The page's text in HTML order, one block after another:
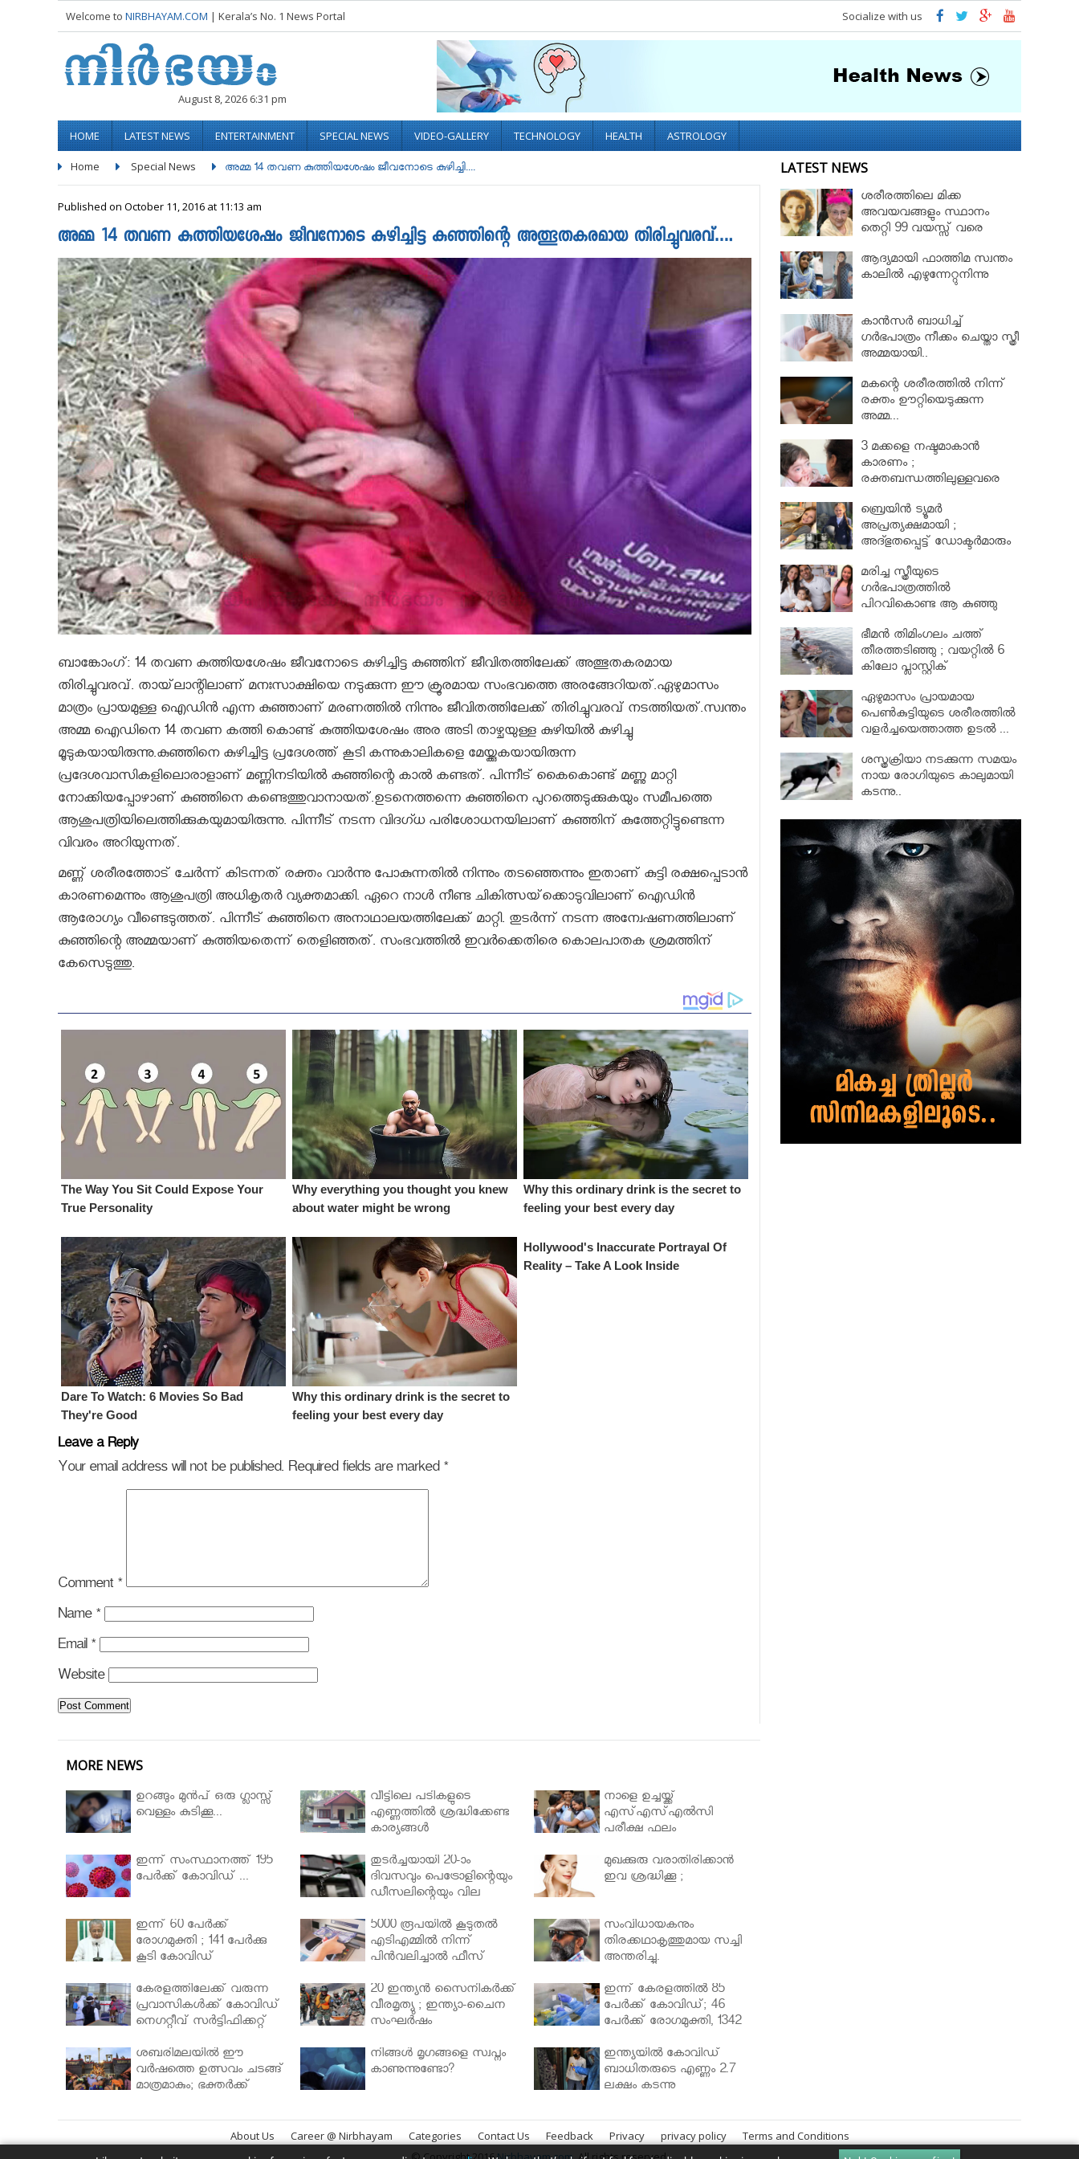
Welcome to NIRBHAYAM.COM | Kerala’s No. 1 News Portal Socialize with us
August 8, 2026 6:31 pm
HOME LATEST NEWS ENTERTAINMENT SPECIAL NEWS VIDEO-GALLERY TECHNOLOGY HEALTH ASTROLOGY
Home Special News അമ്മ 14 തവണ കുത്തിയശേഷം ജീവനോടെ കുഴിച്ചി....
Published on October 11, 2016 at 11:13 am
അമ്മ 14 തവണ കുത്തിയശേഷം ജീവനോടെ കുഴിച്ചിട്ട കുഞ്ഞിന്റെ അത്ഭുതകരമായ തിരിച്ചുവരവ്….
ബാങ്കോംഗ്: 14 തവണ കുത്തിയശേഷം ജീവനോടെ കുഴിച്ചിട്ട കുഞ്ഞിന് ജീവിതത്തിലേക്ക് അത്ഭുതകരമായ
തിരിച്ചുവരവ്. തായ്‌ലാന്റിലാണ് മനഃസാക്ഷിയെ നടുക്കുന്ന ഈ ക്രൂരമായ സംഭവത്തെ അരങ്ങേറിയത്.ഏഴുമാസം
മാത്രം പ്രായമുള്ള ഐഡിന്‍ എന്ന കുഞ്ഞാണ് മരണത്തില്‍ നിന്നും ജീവിതത്തിലേക്ക് തിരിച്ചുവരവ് നടത്തിയത്.സ്വന്തം
അമ്മ ഐഡിനെ 14 തവണ കത്തി കൊണ്ട് കുത്തിയശേഷം അര അടി താഴ്ചയുള്ള കുഴിയില്‍ കുഴിച്ചു
മൂടുകയായിരുന്നു.കുഞ്ഞിനെ കുഴിച്ചിട്ട പ്രദേശത്ത് കൂടി കന്നുകാലികളെ മേയ്ക്കുകയായിരുന്ന
പ്രദേശവാസികളിലൊരാളാണ് മണ്ണിനടിയില്‍ കുഞ്ഞിന്റെ കാല്‍ കണ്ടത്. പിന്നീട് കൈകൊണ്ട് മണ്ണു മാറ്റി
നോക്കിയപ്പോഴാണ് കുഞ്ഞിനെ കണ്ടെത്തുവാനായത്.ഉടനെത്തന്നെ കുഞ്ഞിനെ പുറത്തെടുക്കുകയും സമീപത്തെ
ആശുപത്രിയിലെത്തിക്കുകയുമായിരുന്നു. പിന്നീട് നടന്ന വിദഗ്ധ പരിശോധനയിലാണ് കുഞ്ഞിന് കുത്തേറ്റിട്ടുണ്ടെന്ന
വിവരം അറിയുന്നത്.
മണ്ണ് ശരീരത്തോട് ചേര്‍ന്ന് കിടന്നത് രക്തം വാര്‍ന്നു പോകുന്നതില്‍ നിന്നും തടഞ്ഞെന്നും ഇതാണ് കുട്ടി രക്ഷപ്പെടാന്‍
കാരണമെന്നും ആശുപത്രി അധികൃതര്‍ വ്യക്തമാക്കി. ഏറെ നാള്‍ നീണ്ട ചികിത്സയ്‌ക്കൊടുവിലാണ് ഐഡിന്‍
ആരോഗ്യം വീണ്ടെടുത്തത്. പിന്നീട് കുഞ്ഞിനെ അനാഥാലയത്തിലേക്ക് മാറ്റി. തുടര്‍ന്ന് നടന്ന അന്വേഷണത്തിലാണ്
കുഞ്ഞിന്റെ അമ്മയാണ് കുത്തിയതെന്ന് തെളിഞ്ഞത്. സംഭവത്തില്‍ ഇവര്‍ക്കെതിരെ കൊലപാതക ശ്രമത്തിന്
കേസെടുത്തു.
Leave a Reply
Your email address will not be published. Required fields are marked *
Comment *
Name *
Email *
Website
MORE NEWS
ഉറങ്ങും മുന്‍പ് ഒരു ഗ്ലാസ്സ്
വെള്ളം കുടിക്കൂ...
വീട്ടിലെ പടികളുടെ
എണ്ണത്തിൽ ശ്രദ്ധിക്കേണ്ട
കാര്യങ്ങൾ
നാളെ ഉച്ചയ്ക്ക്
എസ്എസ്എല്‍സി
പരീക്ഷ ഫലം
ഇന്ന് സംസ്ഥാനത്ത് 195
പേര്‍ക്ക് കോവിഡ് ...
തുടർച്ചയായി 20-ാം
ദിവസവും പെട്രോളിന്റെയും
ഡീസലിന്റെയും വില
മുഖക്കുരു വരാതിരിക്കാന്‍
ഇവ ശ്രദ്ധിക്കൂ ;
ഇന്ന് 60 പേർക്ക്
രോഗമുക്തി ; 141 പേര്‍ക്കു
കൂടി കോവിഡ്
5000 രൂപയിൽ കൂടുതൽ
എടിഎമ്മിൽ നിന്ന്
പിൻവലിച്ചാൽ ഫീസ്
സംവിധായകനും
തിരക്കഥാകൃത്തുമായ സച്ചി
അന്തരിച്ചു.
കേരളത്തിലേക്ക് വരുന്ന
പ്രവാസികള്‍ക്ക് കോവിഡ്
നെഗറ്റീവ് സര്‍ട്ടിഫിക്കറ്റ്
മന്ത്രിസഭ
20 ഇന്ത്യൻ സൈനികർക്ക്
വീരമൃത്യു ; ഇന്ത്യാ-ചൈന
സംഘർഷം
ഇന്ന് കേരളത്തിൽ 85
പേർക്ക് കോവിഡ്; 46
പേർക്ക് രോഗമുക്തി, 1342
ശബരിമലയില്‍ ഈ
വർഷത്തെ ഉത്സവം ചടങ്ങ്
മാത്രമാകും; ഭക്തർക്ക്
നിങ്ങള്‍ മൃഗങ്ങളെ സ്വപ്നം
കാണുന്നുണ്ടോ?
ഇന്ത്യയിൽ കോവിഡ്
ബാധിതരുടെ എണ്ണം 2.7
ലക്ഷം കടന്നു
LATEST NEWS
ശരീരത്തിലെ മിക്ക
അവയവങ്ങളും സ്ഥാനം
തെറ്റി 99 വയസ്സ് വരെ
ആദ്യമായി ഫാത്തിമ സ്വന്തം
കാലില്‍ എഴുന്നേറ്റുനിന്നു
കാൻസർ ബാധിച്ച്
ഗർഭപാത്രം നീക്കം ചെയ്താ സ്ത്രീ
അമ്മയായി..
മകന്റെ ശരീരത്തില്‍ നിന്ന്
രക്തം ഊറ്റിയെടുക്കുന്ന
അമ്മ...
3 മക്കളെ നഷ്ടമാകാൻ
കാരണം ;
രക്തബന്ധത്തിലുള്ളവരെ
ബ്രെയിൻ ട്യൂമർ
അപ്രത്യക്ഷമായി ;
അദ്ഭുതപ്പെട്ട് ഡോക്ടർമാരും
മരിച്ച സ്ത്രീയുടെ
ഗര്‍ഭപാത്രത്തില്‍
പിറവികൊണ്ട ആ കുഞ്ഞു
ഭീമന്‍ തിമിംഗലം ചത്ത്
തീരത്തടിഞ്ഞു ; വയറ്റില്‍ 6
കിലോ പ്ലാസ്റ്റിക്
ഏഴുമാസം പ്രായമായ
പെണ്‍കുട്ടിയുടെ ശരീരത്തില്‍
വളര്‍ച്ചയെത്താത്ത ഉടല്‍ ...
ശസ്ത്രക്രിയാ നടക്കുന്ന സമയം
നായ രോഗിയുടെ കാലുമായി
കടന്നു..
About Us Career @ Nirbhayam Categories Contact Us Feedback Privacy privacy policy
Terms and Conditions